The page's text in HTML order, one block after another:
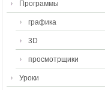
Программы
графика
3D
просмотрщики
Уроки